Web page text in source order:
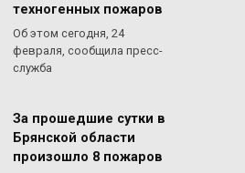
техногенных пожаров
Об этом сегодня, 24
февраля, сообщила пресс-
служба
За прошедшие сутки в
Брянской области
произошло 8 пожаров